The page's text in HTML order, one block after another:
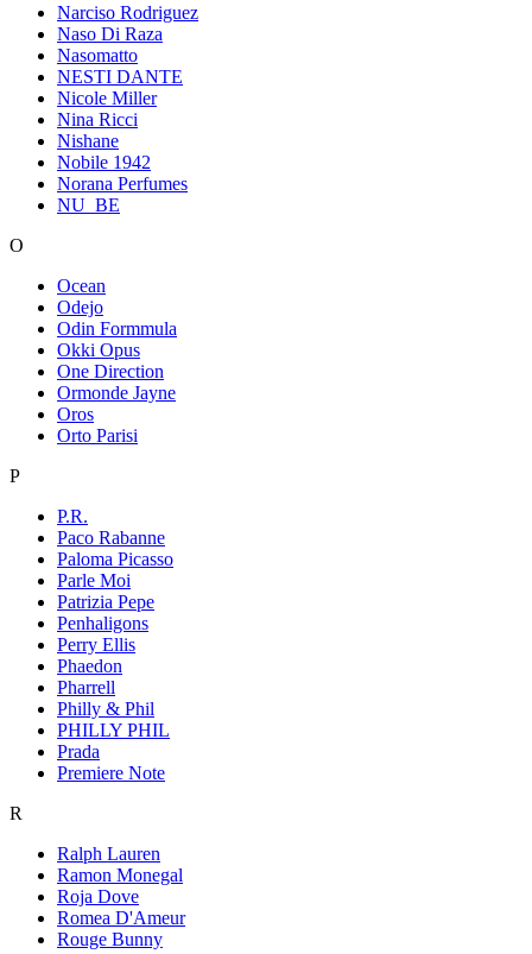
Narciso Rodriguez
Naso Di Raza
Nasomatto
NESTI DANTE
Nicole Miller
Nina Ricci
Nishane
Nobile 1942
Norana Perfumes
NU_BE
O
Ocean
Odejo
Odin Formmula
Okki Opus
One Direction
Ormonde Jayne
Oros
Orto Parisi
P
P.R.
Paco Rabanne
Paloma Picasso
Parle Moi
Patrizia Pepe
Penhaligons
Perry Ellis
Phaedon
Pharrell
Philly & Phil
PHILLY PHIL
Prada
Premiere Note
R
Ralph Lauren
Ramon Monegal
Roja Dove
Romea D'Ameur
Rouge Bunny